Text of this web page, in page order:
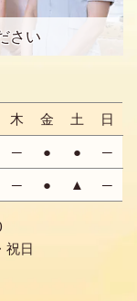
さい
木 金 土
日
─ ● ●
─
─ ● ▲ ─
日